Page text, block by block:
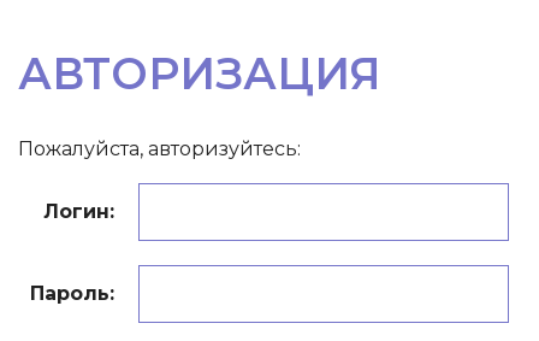
АВТОРИЗАЦИЯ
Пожалуйста, авторизуйтесь:
Логин:
Пароль: